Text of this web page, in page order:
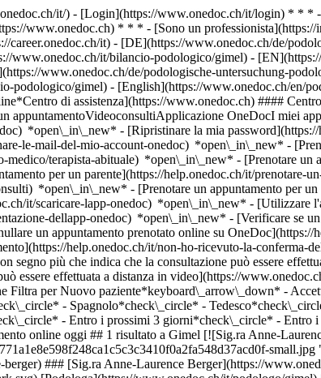
it/) - [Login](https://www.onedoc.ch/it/login) * * *
www.onedoc.ch) * * * - [Sono un
career.onedoc.ch/it) - [DE](https://www.onedoc.ch/de/
www.onedoc.ch/it/bilancio-podologico/gimel) -
www.onedoc.ch/de/podologische-untersuchung-
gimel) - [English](https://www.onedoc.ch/en/
di assistenza](https://www.onedoc.ch) ####
appuntamentoVideoconsultiApplicazione OneDocI miei
*open\_in\_new* - [Ripristinare la mia
le-mail-del-mio-account-onedoc) *open\_in\_new* -
terapista-abituale) *open\_in\_new* - [Prenotare un
per un parente](https://help.onedoc.ch/it/prenotare-
*open\_in\_new* - [Prenotare un appuntamento per
it/scaricare-lapp-onedoc) *open\_in\_new* -
dellapp-onedoc) *open\_in\_new* - [Verificare se un appuntamento è confermato](https://help.onedoc.ch/it/verificare-se-un-appuntamento-%C3%A8-confermato) *open\_in\_new* - [Annullare un appuntamento prenotato online su OneDoc](https://help.onedoc.ch/it/annullare-un-appuntamento-prenotato-online-su-onedoc) *open\_in\_new* - [Non ho ricevuto la conferma dell'appuntamento](https://help.onedoc.ch/it/non-ho-ricevuto-la-conferma-dellappuntamento) *open\_in\_new* [Vedi tutti i nostri articoli *open\_in\_new*](https://help.onedoc.ch/it/) close ## Modifica la ricerca ![Casa con segno più che indica che la consultazione può essere effettuata in sede](https://www.onedoc.ch/assets/images/icons/on-site.svg) In loco ![Fotocamera con simbolo play che indica che la consultazione può essere effettuata a distanza in video](https://www.onedoc.ch/assets/images/icons/remote.svg) A distanza Cerca #### Specialità #### Professionisti #### Istituti edit Bilancio podologico a Gimel tune Filtra per Nuovo paziente*keyboard\_arrow\_down* - Accettato*check\_circle* Lingua parlata*keyboard\_arrow\_down* - Francese*check\_circle* - Inglese*check\_circle* - Italiano*check\_circle* - Spagnolo*check\_circle* - Tedesco*check\_circle* Sesso*keyboard\_arrow\_down* - Donna*check\_circle* - Uomo*check\_circle* Disponibilità*keyboard\_arrow\_down* - Disponibile oggi*check\_circle* - Entro i prossimi 3 giorni*check\_circle* - Entro i prossimi 7 giorni*check\_circle* - Entro i prossimi 14 giorni*check\_circle* # __Bilancio podologico__ a __Gimel__: prenota il tuo appuntamento online oggi ## 1 risultato a Gimel [![Sig.ra Anne-Laurence Berger, podologa a Gimel](https://assets.onedoc.ch/images/users/94c0c48d10de1088b674771a1e8e598f248ca1c5c3c3410f0a2fa548d37acd0f-small.jpg "Sig.ra Anne-Laurence Berger, podologa a Gimel")](https://www.onedoc.ch/it/podologa/gimel/pb7ks/anne-laurence-berger) ### [Sig.ra Anne-Laurence Berger](https://